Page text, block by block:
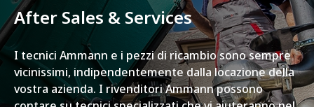
After Sales & Services
I tecnici Ammann e i pezzi di ricambio sono sempre
vicinissimi, indipendentemente dalla locazione della
vostra azienda. I rivenditori Ammann possono